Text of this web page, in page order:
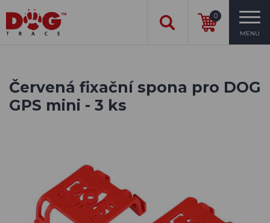
0
MENU
Červená fixační spona pro DOG
GPS mini - 3 ks